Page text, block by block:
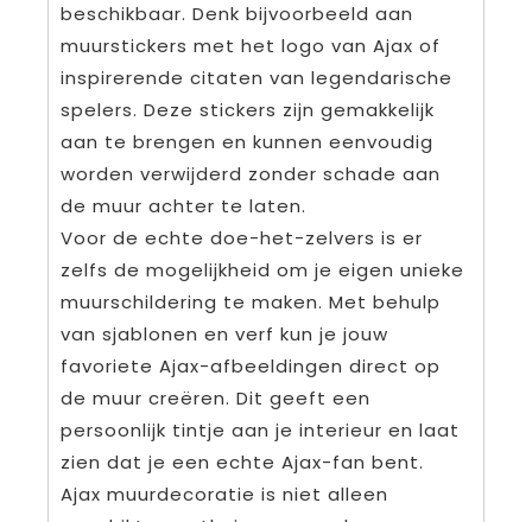
beschikbaar. Denk bijvoorbeeld aan
muurstickers met het logo van Ajax of
inspirerende citaten van legendarische
spelers. Deze stickers zijn gemakkelijk
aan te brengen en kunnen eenvoudig
worden verwijderd zonder schade aan
de muur achter te laten.
Voor de echte doe-het-zelvers is er
zelfs de mogelijkheid om je eigen unieke
muurschildering te maken. Met behulp
van sjablonen en verf kun je jouw
favoriete Ajax-afbeeldingen direct op
de muur creëren. Dit geeft een
persoonlijk tintje aan je interieur en laat
zien dat je een echte Ajax-fan bent.
Ajax muurdecoratie is niet alleen